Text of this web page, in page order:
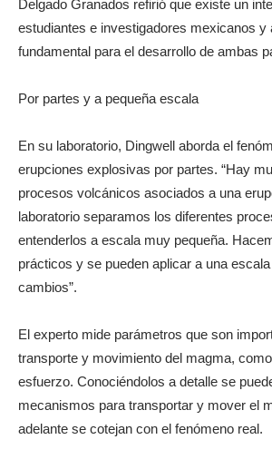
Delgado Granados refirió que existe un
estudiantes e investigadores mexicanos y
fundamental para el desarrollo de ambas
Por partes y a pequeña escala
En su laboratorio, Dingwell aborda el
erupciones explosivas por partes. “Hay
procesos volcánicos asociados a una
laboratorio separamos los diferentes
entenderlos a escala muy pequeña.
prácticos y se pueden aplicar a una
cambios”.
El experto mide parámetros que son
transporte y movimiento del magma,
esfuerzo. Conociéndolos a detalle se
mecanismos para transportar y mover el
adelante se cotejan con el fenómeno real.